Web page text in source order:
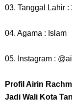
03. Tanggal Lahir :
04. Agama : Islam
05. Instagram :
Profil Airin
Jadi Wali Kota